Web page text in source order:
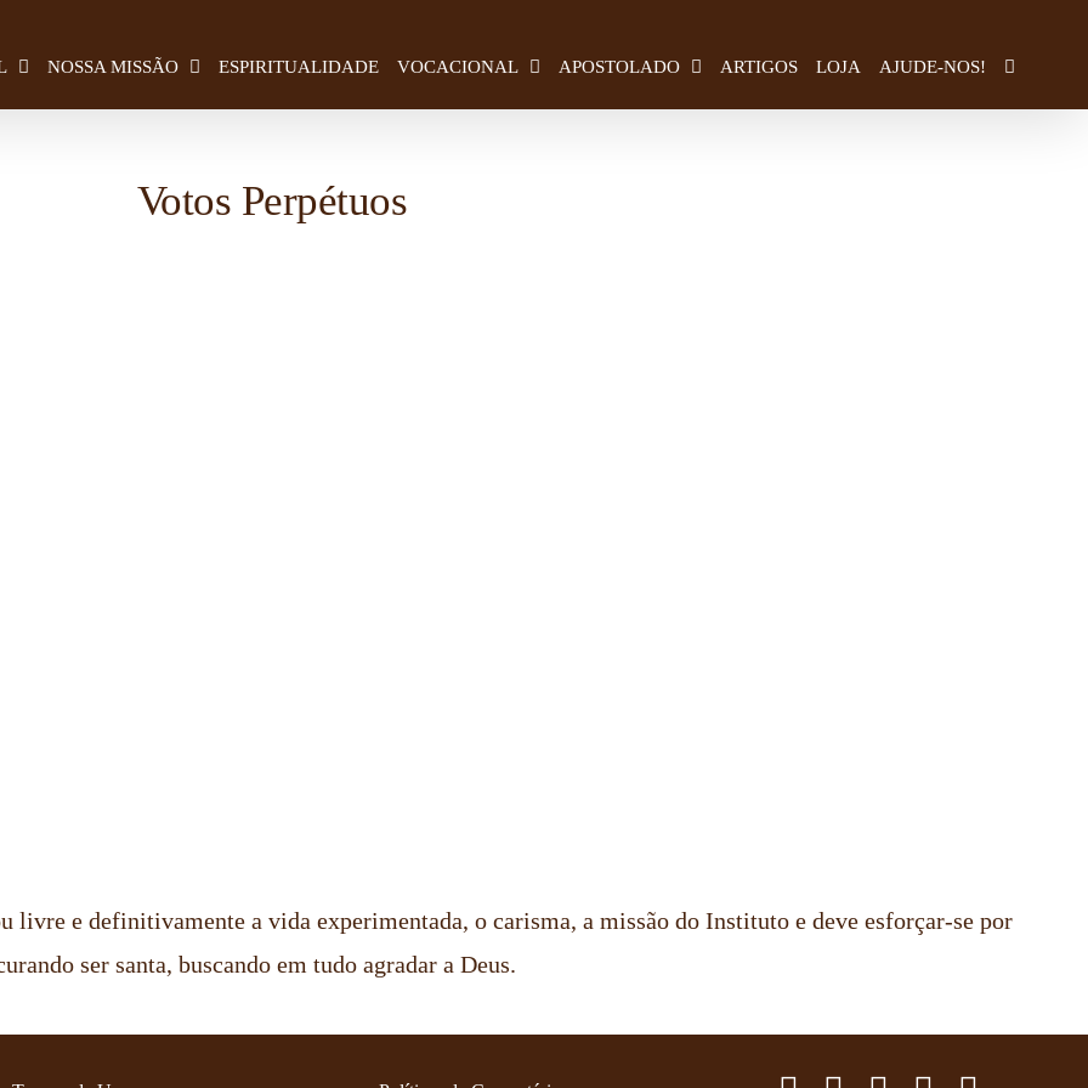
NOSSA MISSÃO ESPIRITUALIDADE VOCACIONAL APOSTOLADO ARTIGOS LOJA AJUDE-NOS!
Votos Perpétuos
livre e definitivamente a vida experimentada, o carisma, a missão do Instituto e deve esforçar-se por
ser santa, buscando em tudo agradar a Deus.